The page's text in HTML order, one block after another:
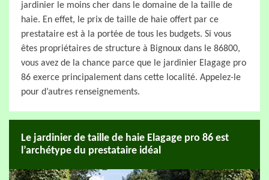
jardinier le moins cher dans le domaine de la taille de
haie. En effet, le prix de taille de haie offert par ce
prestataire est à la portée de tous les budgets. Si vous
êtes propriétaires de structure à Bignoux dans le 86800,
vous avez de la chance parce que le jardinier Elagage pro
86 exerce principalement dans cette localité. Appelez-le
pour d’autres renseignements.
Le jardinier de taille de haie Elagage pro 86 est
l’archétype du prestataire idéal